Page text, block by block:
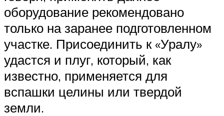
оборудование рекомендовано
только на заранее подготовленном
участке. Присоединить к «Уралу»
удастся и плуг, который, как
известно, применяется для
вспашки целины или твердой
земли.